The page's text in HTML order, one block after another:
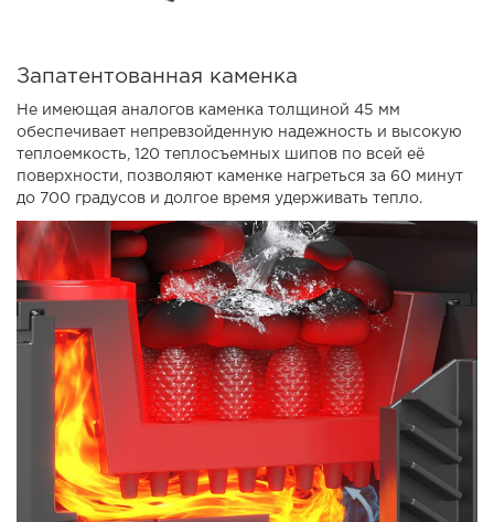
Запатентованная каменка
Не имеющая аналогов каменка толщиной 45 мм
обеспечивает непревзойденную надежность и высокую
теплоемкость, 120 теплосъемных шипов по всей её
поверхности, позволяют каменке нагреться за 60 минут
до 700 градусов и долгое время удерживать тепло.